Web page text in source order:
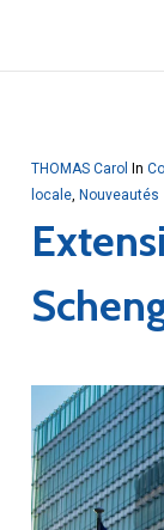
THOMAS Carol In
locale, Nouveautés